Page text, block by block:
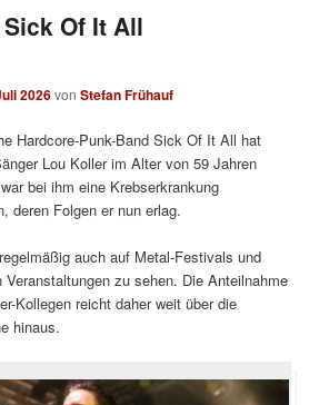
Of It All
2026vonStefan Frühauf
Hardcore-Punk-Band Sick Of It All hat
Lou Koller im Alter von 59 Jahren
bei ihm eine Krebserkrankung
deren Folgen er nun erlag.
auch auf Metal-Festivals und
zu sehen. Die Anteilnahme
Kollegen reicht daher weit über die
hinaus.